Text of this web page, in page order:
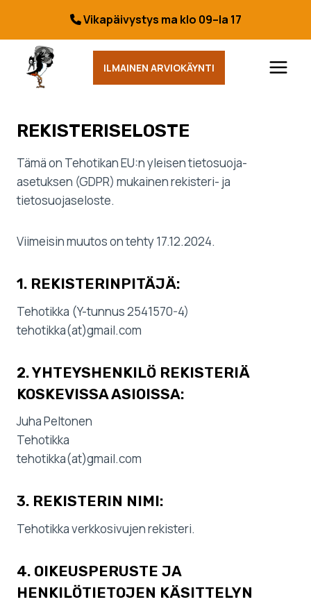
Vikapäivystys ma klo 09–la 17
ILMAINEN ARVIOKÄYNTI
REKISTERISELOSTE
Tämä on Tehotikan EU:n yleisen tietosuoja-
asetuksen (GDPR) mukainen rekisteri- ja
tietosuojaseloste.
Viimeisin muutos on tehty 17.12.2024.
1. REKISTERINPITÄJÄ:
Tehotikka (Y-tunnus 2541570-4)
tehotikka(at)gmail.com
2. YHTEYSHENKILÖ REKISTERIÄ
KOSKEVISSA ASIOISSA:
Juha Peltonen
Tehotikka
tehotikka(at)gmail.com
3. REKISTERIN NIMI:
Tehotikka verkkosivujen rekisteri.
4. OIKEUSPERUSTE JA
HENKILÖTIETOJEN KÄSITTELYN